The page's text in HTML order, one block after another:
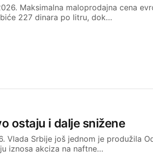
Maksimalna maloprodajna cena
227 dinara po litru, dok…
ostaju i dalje snižene
Vlada Srbije još jednom je produžila
iznosa akciza na naftne…